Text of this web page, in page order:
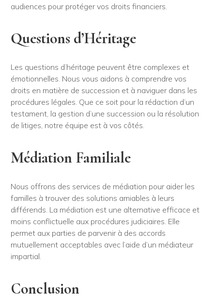
audiences pour protéger vos droits financiers.
Questions d’Héritage
Les questions d’héritage peuvent être complexes et
émotionnelles. Nous vous aidons à comprendre vos
droits en matière de succession et à naviguer dans les
procédures légales. Que ce soit pour la rédaction d’un
testament, la gestion d’une succession ou la résolution
de litiges, notre équipe est à vos côtés.
Médiation Familiale
Nous offrons des services de médiation pour aider les
familles à trouver des solutions amiables à leurs
différends. La médiation est une alternative efficace et
moins conflictuelle aux procédures judiciaires. Elle
permet aux parties de parvenir à des accords
mutuellement acceptables avec l’aide d’un médiateur
impartial.
Conclusion